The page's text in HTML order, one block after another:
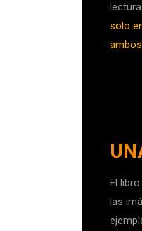
lectura.
solo
El
las